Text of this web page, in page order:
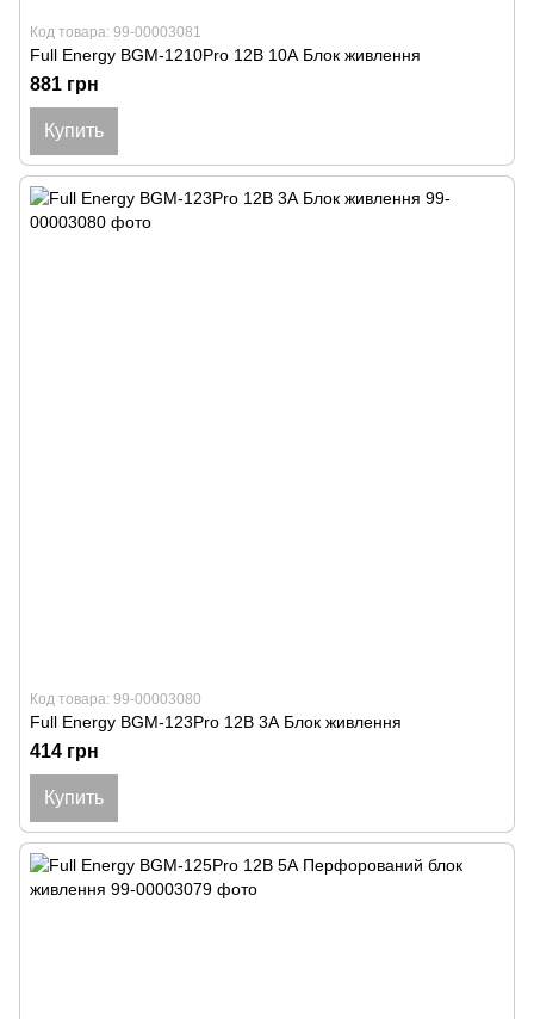
Код товара: 99-00003081
Full Energy BGM-1210Pro 12В 10А Блок живлення
881 грн
Купить
Код товара: 99-00003080
Full Energy BGM-123Pro 12В 3А Блок живлення
414 грн
Купить